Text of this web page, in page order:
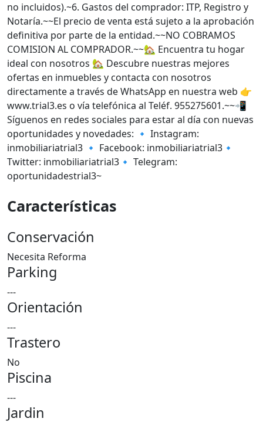
no incluidos).~6. Gastos del comprador: ITP, Registro y
Notaría.~~El precio de venta está sujeto a la aprobación
definitiva por parte de la entidad.~~NO COBRAMOS
COMISION AL COMPRADOR.~~🏡 Encuentra tu hogar
ideal con nosotros 🏡 Descubre nuestras mejores
ofertas en inmuebles y contacta con nosotros
directamente a través de WhatsApp en nuestra web 👉
www.trial3.es o vía telefónica al Teléf. 955275601.~~📲
Síguenos en redes sociales para estar al día con nuevas
oportunidades y novedades: 🔹 Instagram:
inmobiliariatrial3 🔹 Facebook: inmobiliariatrial3🔹
Twitter: inmobiliariatrial3🔹 Telegram:
oportunidadestrial3~
Características
Conservación
Necesita Reforma
Parking
---
Orientación
---
Trastero
No
Piscina
---
Jardin